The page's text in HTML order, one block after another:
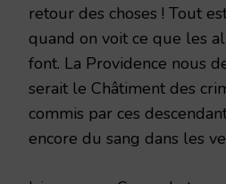
retour des choses ! Tout
quand on voit ce que les
font. La Providence nous
serait le Châtiment des
commis par ces
encore du sang dans les